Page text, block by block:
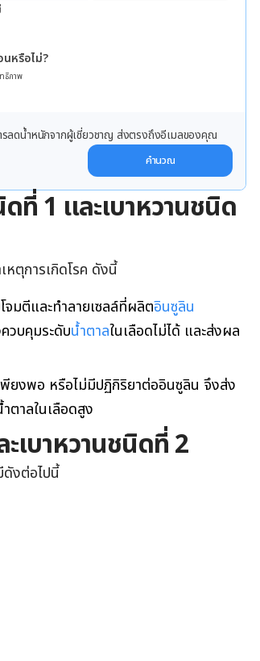
หรือไม่?
ธิภาพ
รลดน้ำหนักจากผู้เชี่ยวชาญ ส่งตรงถึงอีเมลของคุณ
คำนวณ
ที่ 1 และเบาหวานชนิด
ตุการเกิดโรค ดังนี้
จมตีและทำลายเซลล์ที่ผลิตอินซูลิน
วบคุมระดับน้ำตาลในเลือดไม่ได้ และส่งผล
ยงพอ หรือไม่มีปฏิกิริยาต่ออินซูลิน จึงส่ง
ตาลในเลือดสูง
เบาหวานชนิดที่ 2
ดังต่อไปนี้